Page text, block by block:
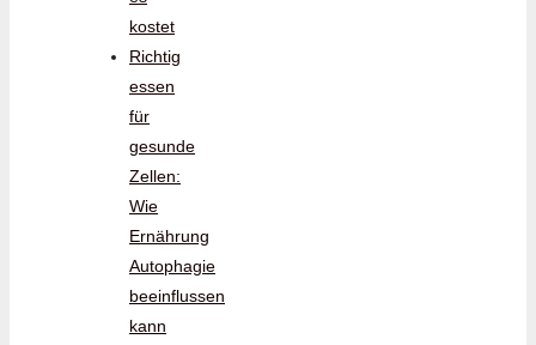
kostet
Richtig
essen
für
gesunde
Zellen:
Wie
Ernährung
Autophagie
beeinflussen
kann